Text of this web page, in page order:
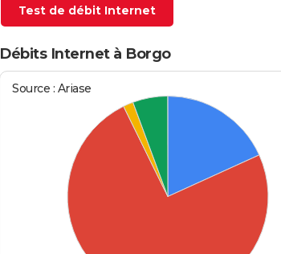
Test de débit Internet
Débits Internet à Borgo
Source : Ariase